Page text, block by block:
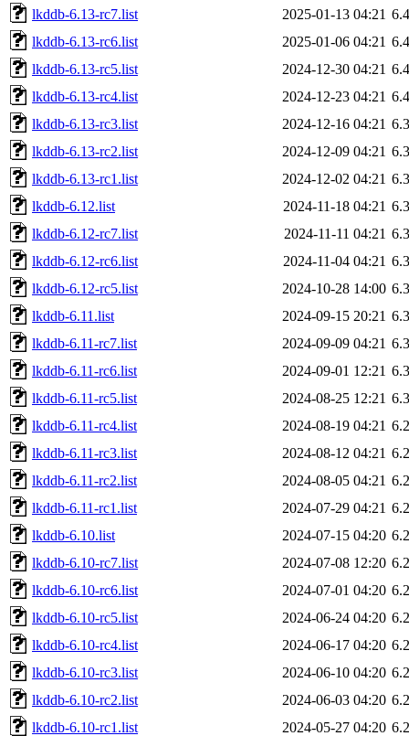
lkddb-6.13-rc7.list 2025-01-13 04:21
lkddb-6.13-rc6.list
2025-01-06 04:21
lkddb-6.13-rc5.list
2024-12-30 04:21
lkddb-6.13-rc4.list
2024-12-23 04:21
lkddb-6.13-rc3.list
2024-12-16 04:21
lkddb-6.13-rc2.list
2024-12-09 04:21
lkddb-6.13-rc1.list
2024-12-02 04:21
lkddb-6.12.list
2024-11-18 04:21
lkddb-6.12-rc7.list
2024-11-11 04:21
lkddb-6.12-rc6.list
2024-11-04 04:21
lkddb-6.12-rc5.list
2024-10-28 14:00
lkddb-6.11.list
2024-09-15 20:21
lkddb-6.11-rc7.list
2024-09-09 04:21
lkddb-6.11-rc6.list
2024-09-01 12:21
lkddb-6.11-rc5.list
2024-08-25 12:21
lkddb-6.11-rc4.list
2024-08-19 04:21
lkddb-6.11-rc3.list
2024-08-12 04:21
lkddb-6.11-rc2.list
2024-08-05 04:21
lkddb-6.11-rc1.list
2024-07-29 04:21
lkddb-6.10.list
2024-07-15 04:20
lkddb-6.10-rc7.list
2024-07-08 12:20
lkddb-6.10-rc6.list
2024-07-01 04:20
lkddb-6.10-rc5.list
2024-06-24 04:20
lkddb-6.10-rc4.list
2024-06-17 04:20
lkddb-6.10-rc3.list
2024-06-10 04:20
lkddb-6.10-rc2.list
2024-06-03 04:20
lkddb-6.10-rc1.list
2024-05-27 04:20